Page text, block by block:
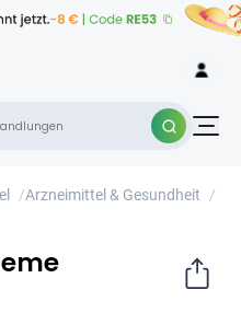
/Arzneimittel & Gesundheit
/
×